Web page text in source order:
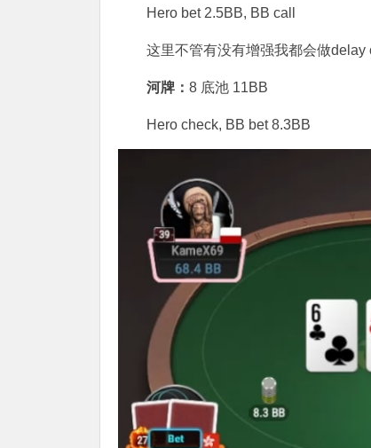
Hero bet 2.5BB, BB call
这里不管有没有增强我都会做delay
河牌： 8 底池 11BB
Hero check, BB bet 8.3BB